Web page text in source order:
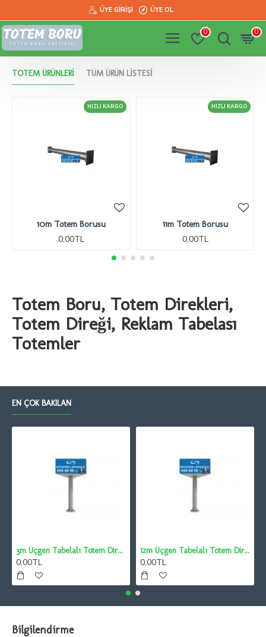
ÜYE GIRIŞI ÜYE OL
0 0
TOTEM ÜRÜNLERI TÜM ÜRÜN LISTESI
HIZLI KARGO
10m Totem Borusu
0,00TL
HIZLI KARGO
11m Totem Borusu
0,00TL
Totem Boru, Totem Direkleri,
Totem Direği, Reklam Tabelası
Totemler
EN ÇOK BAKILAN
3m Üçgen Tabelalı Totem Direği
0,00TL
12m Üçgen Tabelalı Totem Direği
0,00TL
Bilgilendirme